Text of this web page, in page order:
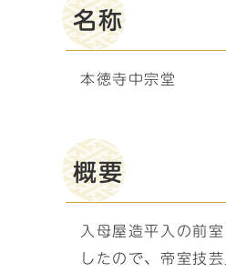
名称
本徳寺中宗堂
概要
入母屋造平入の前
したので、帝室技